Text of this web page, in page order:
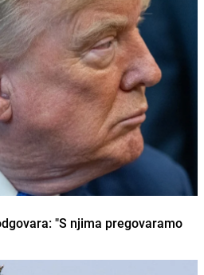
"S njima pregovaramo